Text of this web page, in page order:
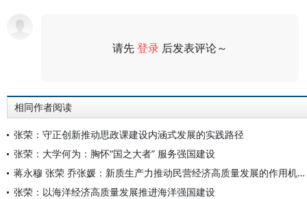
请先登录 后发表评论～
相同作者阅读
张荣：守正创新推动思政课建设内涵式发展的实践路径
张荣：大学何为：胸怀“国之大者” 服务强国建设
蒋永穆 张荣 乔张媛：新质生产力推动民营经济高质量发展的作用机制与实现路径
张荣：以海洋经济高质量发展推进海洋强国建设